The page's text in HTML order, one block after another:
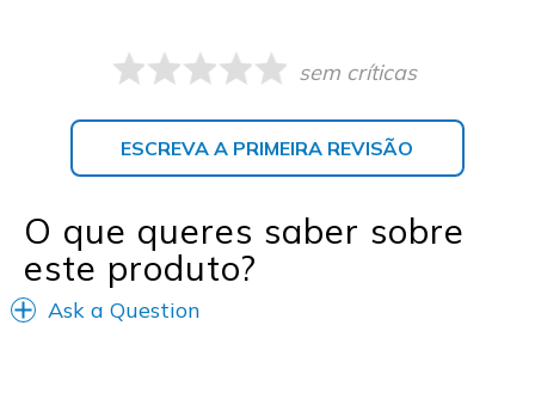
sem críticas
ESCREVA A PRIMEIRA REVISÃO
O que queres saber sobre
este produto?
Ask a Question